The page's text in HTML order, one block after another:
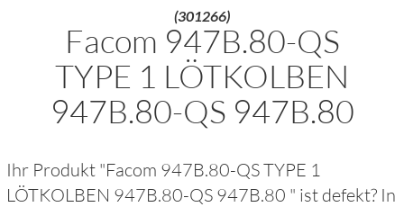
(301266)
Facom 947B.80-QS
TYPE 1 LÖTKOLBEN
947B.80-QS 947B.80
Ihr Produkt "Facom 947B.80-QS TYPE 1
LÖTKOLBEN 947B.80-QS 947B.80 " ist defekt? In